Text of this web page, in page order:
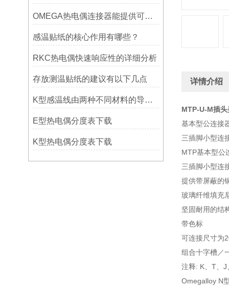
OMEGA热电偶连接器能提供可靠的信号传输
感温贴纸的核心作用有哪些？
RKC热电偶快速响应性的详细分析
存放测温贴纸的建议有以下几点
K型感温线由两种不同材料的导线组成
E型热电偶分度表下载
K型热电偶分度表下载
详情介绍
MTP-U-M插
基本型公连接
三插脚小型连
MTP基本型公
三插脚小型连
提供带屏蔽的
玻璃纤维填充
坚固耐用的结
带色标
可连接尺寸为
组合十字槽／
注释: K、T、
Omegalloy N